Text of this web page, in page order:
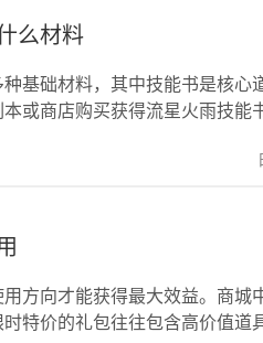
么材料
基础材料，其中技能书是核心
或商店购买获得流星火雨技能
方向才能获得最大效益。商城
特价的礼包往往包含高价值道